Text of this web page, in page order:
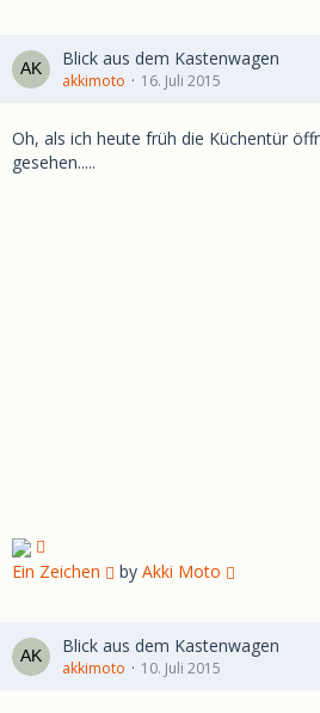
Blick aus dem Kastenwagen
akkimoto 16. Juli 2015
Oh, als ich heute früh die Küchentür
gesehen.....
Ein Zeichen by Akki Moto
Blick aus dem Kastenwagen
akkimoto 10. Juli 2015